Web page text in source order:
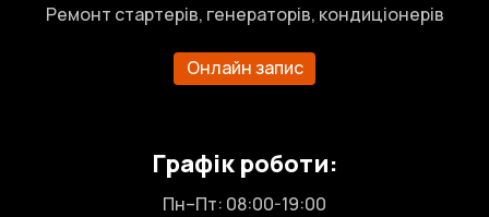
Ремонт стартерів, генераторів, кондиціонерів
Онлайн запис
Графік роботи:
Пн–Пт: 08:00-19:00